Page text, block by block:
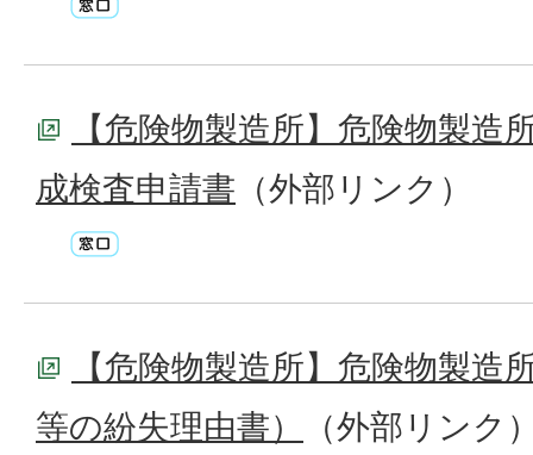
【危険物製造所】危険物製造
成検査申請書 （外部リンク）
【危険物製造所】危険物製造
等の紛失理由書）
（外部リンク